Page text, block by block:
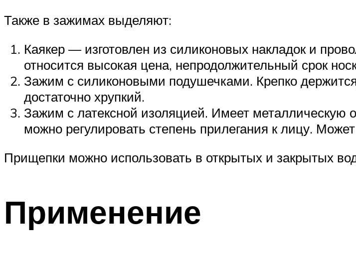
Также в зажимах выделяют:
Каякер — изготовлен из силиконовых накладок и
относится высокая цена, непродолжительный срок
Зажим с силиконовыми подушечками. Крепко
достаточно хрупкий.
Зажим с латексной изоляцией. Имеет металлическую
можно регулировать степень прилегания к лицу.
Прищепки можно использовать в открытых и закрытых
Применение